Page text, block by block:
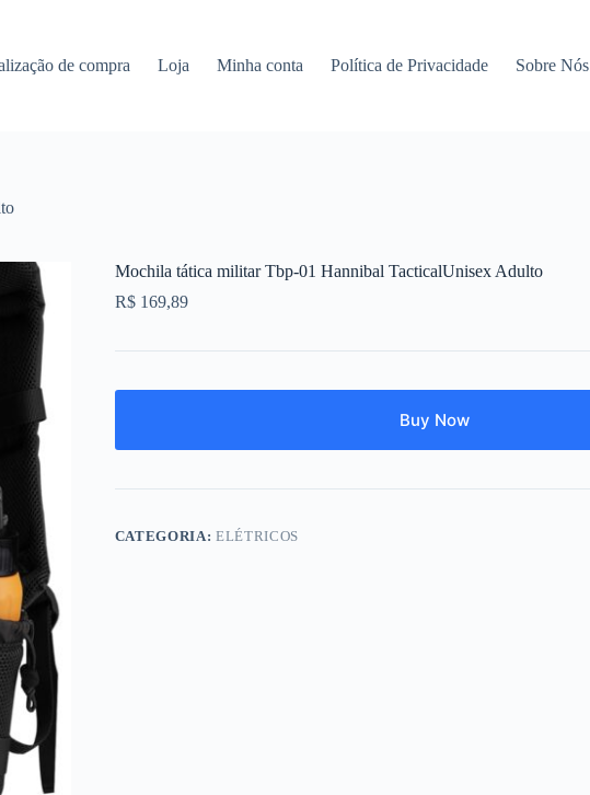
de compra Loja Minha conta Política de Privacidade Sobre Nós
Mochila tática militar Tbp-01 Hannibal TacticalUnisex Adulto
R$169,89
Buy Now
CATEGORIA: ELÉTRICOS